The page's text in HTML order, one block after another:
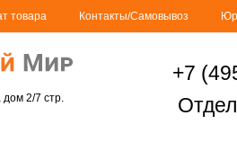
товара Контакты/Самовывоз
2/7 стр.
+7